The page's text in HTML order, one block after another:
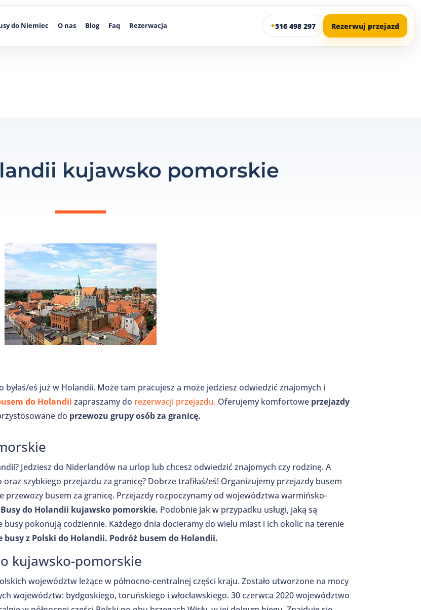
do Niemiec O nas Blog Faq Rezerwacja ✦516 498 297 Rezerwuj przejazd
kujawsko pomorskie
byłaś/eś już w Holandii. Może tam pracujesz a może jedziesz odwiedzić znajomych i
do Holandiizapraszamy do rezerwacji przejazdu. Oferujemy komfortowe przejazdy
do przewozu grupy osób za granicę.
Jedziesz do Niderlandów na urlop lub chcesz odwiedzić znajomych czy rodzinę. A
szybkiego przejazdu za granicę? Dobrze trafiłaś/eś! Organizujemy przejazdy busem
busem za granicę. Przejazdy rozpoczynamy od województwa warmińsko-
Busy do Holandii kujawsko pomorskie. Podobnie jak w przypadku usługi, jaką są
pokonują codziennie. Każdego dnia docieramy do wielu miast i ich okolic na terenie
busy z Polski do Holandii. Podróż busem do Holandii.
kujawsko-pomorskie
województw leżące w północno-centralnej części kraju. Zostało utworzone na mocy
województw: bydgoskiego, toruńskiego i włocławskiego. 30 czerwca 2020 województwo